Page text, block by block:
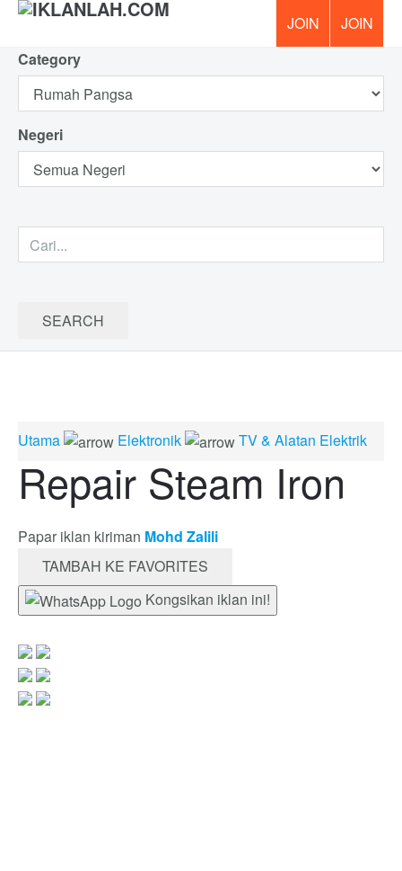
Category
Negeri
Utama Elektronik TV & Alatan Elektrik
Repair Steam Iron
Papar iklan kiriman Mohd Zalili
TAMBAH KE FAVORITES
Kongsikan iklan ini!